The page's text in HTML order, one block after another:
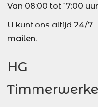
Van 08:00 tot 17:00 uur
U kunt ons altijd 24/7
mailen.
HG